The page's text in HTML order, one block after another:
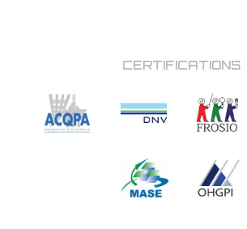
CERTIFICATIONS